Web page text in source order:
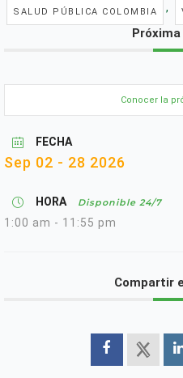
SALUD PÚBLICA COLOMBIA ,
Conocer la
FECHA
Sep 02 - 28 2026
HORA Disponible 24/7
1:00 am - 11:55 pm
Compartir